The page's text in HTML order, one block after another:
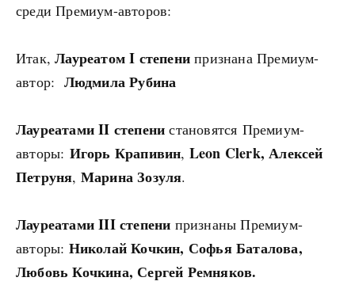
среди Премиум-авторов:
Итак,Лауреатом I степени признана Премиум-
автор: Людмила Рубина
Лауреатами II степени становятся Премиум-
авторы: Игорь Крапивин, Leon Clerk, Алексей
Петруня, Марина Зозуля.
Лауреатами III степени признаны Премиум-
авторы: Николай Кочкин, Софья Баталова,
Любовь Кочкина, Сергей Ремняков.